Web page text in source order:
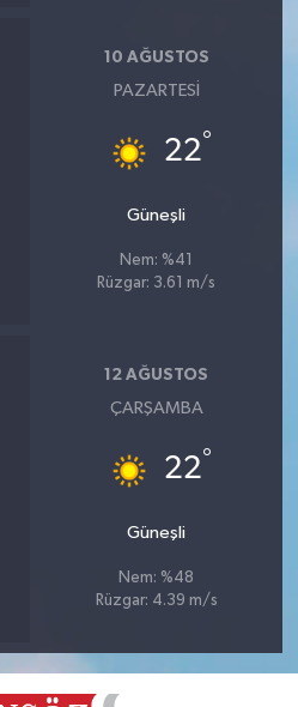
10 AĞUSTOS
PAZARTESI
22°
Güneşli
Nem: %41
Rüzgar: 3.61 m/s
12 AĞUSTOS
ÇARŞAMBA
22°
Güneşli
Nem: %48
Rüzgar: 4.39 m/s